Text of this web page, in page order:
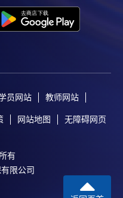
员网站 教师网站
网站地图 无障碍网页
有
限公司